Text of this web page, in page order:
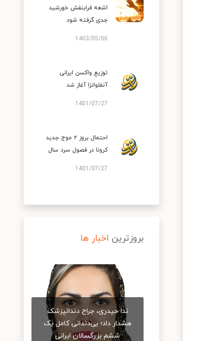
اشعه فرابنفش خورشید
جدی گرفته شود
1403/05/06
توزیع واکسن ایرانی
آنفلوانزا آغاز شد
1401/07/27
احتمال بروز ۲ موج جدید
کرونا در فصول سرد سال
1401/07/27
بروزترین اخبار ها
ندا حیدری، جراح دندانپزشک
هشدار داد؛ بی‌دندانی کامل یک
ششم بزرگسالان ایرانی